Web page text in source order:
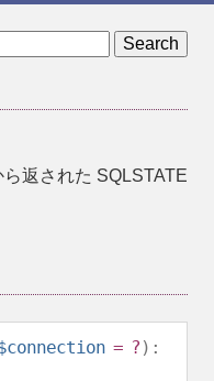
返された SQLSTATE
= ? ):